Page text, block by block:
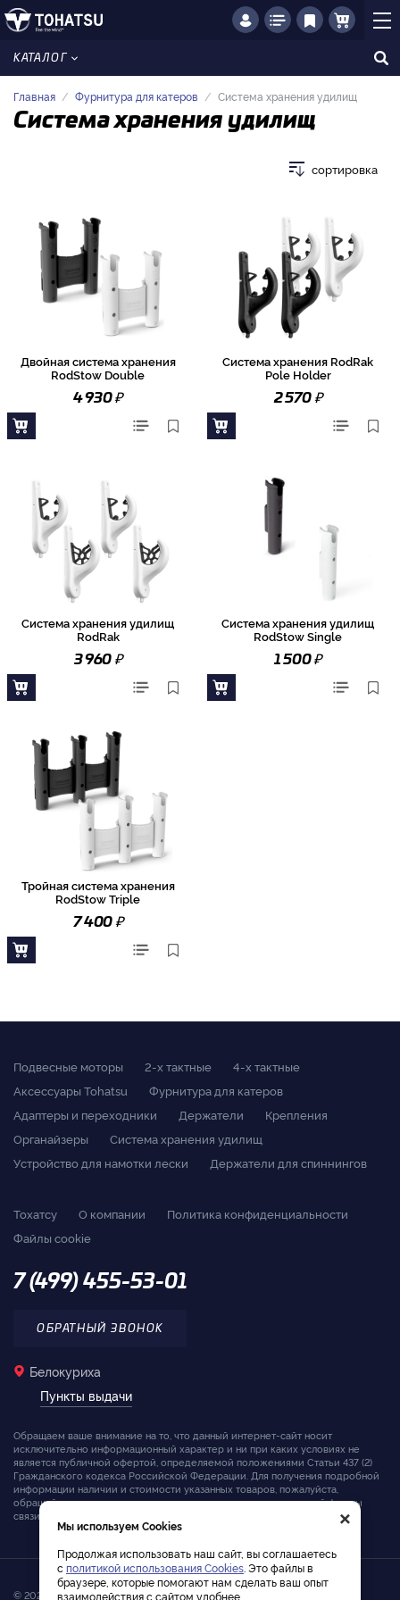
КАТАЛОГ
Главная Фурнитура для катеров Система хранения удилищ
Система хранения удилищ
сортировка
Двойная система хранения
RodStow Double
4 930₽
Система хранения RodRak
Pole Holder
2 570₽
Система хранения удилищ
RodRak
3 960₽
Система хранения удилищ
RodStow Single
1 500₽
Тройная система хранения
RodStow Triple
7 400₽
Подвесные моторы 2-x тактные
4-x тактные
Аксессуары Tohatsu
Фурнитура для катеров
Адаптеры и переходники
Держатели
Крепления
Органайзеры
Система хранения удилищ
Устройство для намотки лески
Держатели для спиннингов
Тохатсу О компании
Политика конфиденциальности
Файлы cookie
7 (499) 455-53-01
ОБРАТНЫЙ ЗВОНОК
Белокуриха
Пункты выдачи
Обращаем ваше внимание на то, что данный интернет-сайт носит
исключительно информационный характер и ни при каких условиях не
является публичной офертой, определяемой положениями Статьи 437 (2)
Гражданского кодекса Российской Федерации. Для получения подробной
информации наличии и стоимости указанных товаров, пожалуйста,
обращайтесь к менеджерам компании с помощью специальной формы
связи на сайте или по телефону.
© 2026. Интернет-магазин лодочных моторов Tohatsu
×
Мы используем Cookies
Продолжая использовать наш сайт, вы соглашаетесь
с политикой использования Cookies . Это файлы в
браузере, которые помогают нам сделать ваш опыт
взаимодействия с сайтом удобнее.